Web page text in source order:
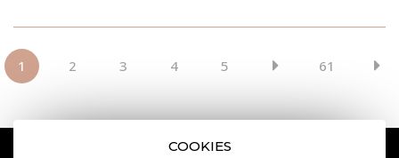
1 2 3 4 5 61
COOKIES